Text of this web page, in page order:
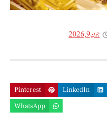
جون 9, 2026
LinkedIn
Pinterest
WhatsApp